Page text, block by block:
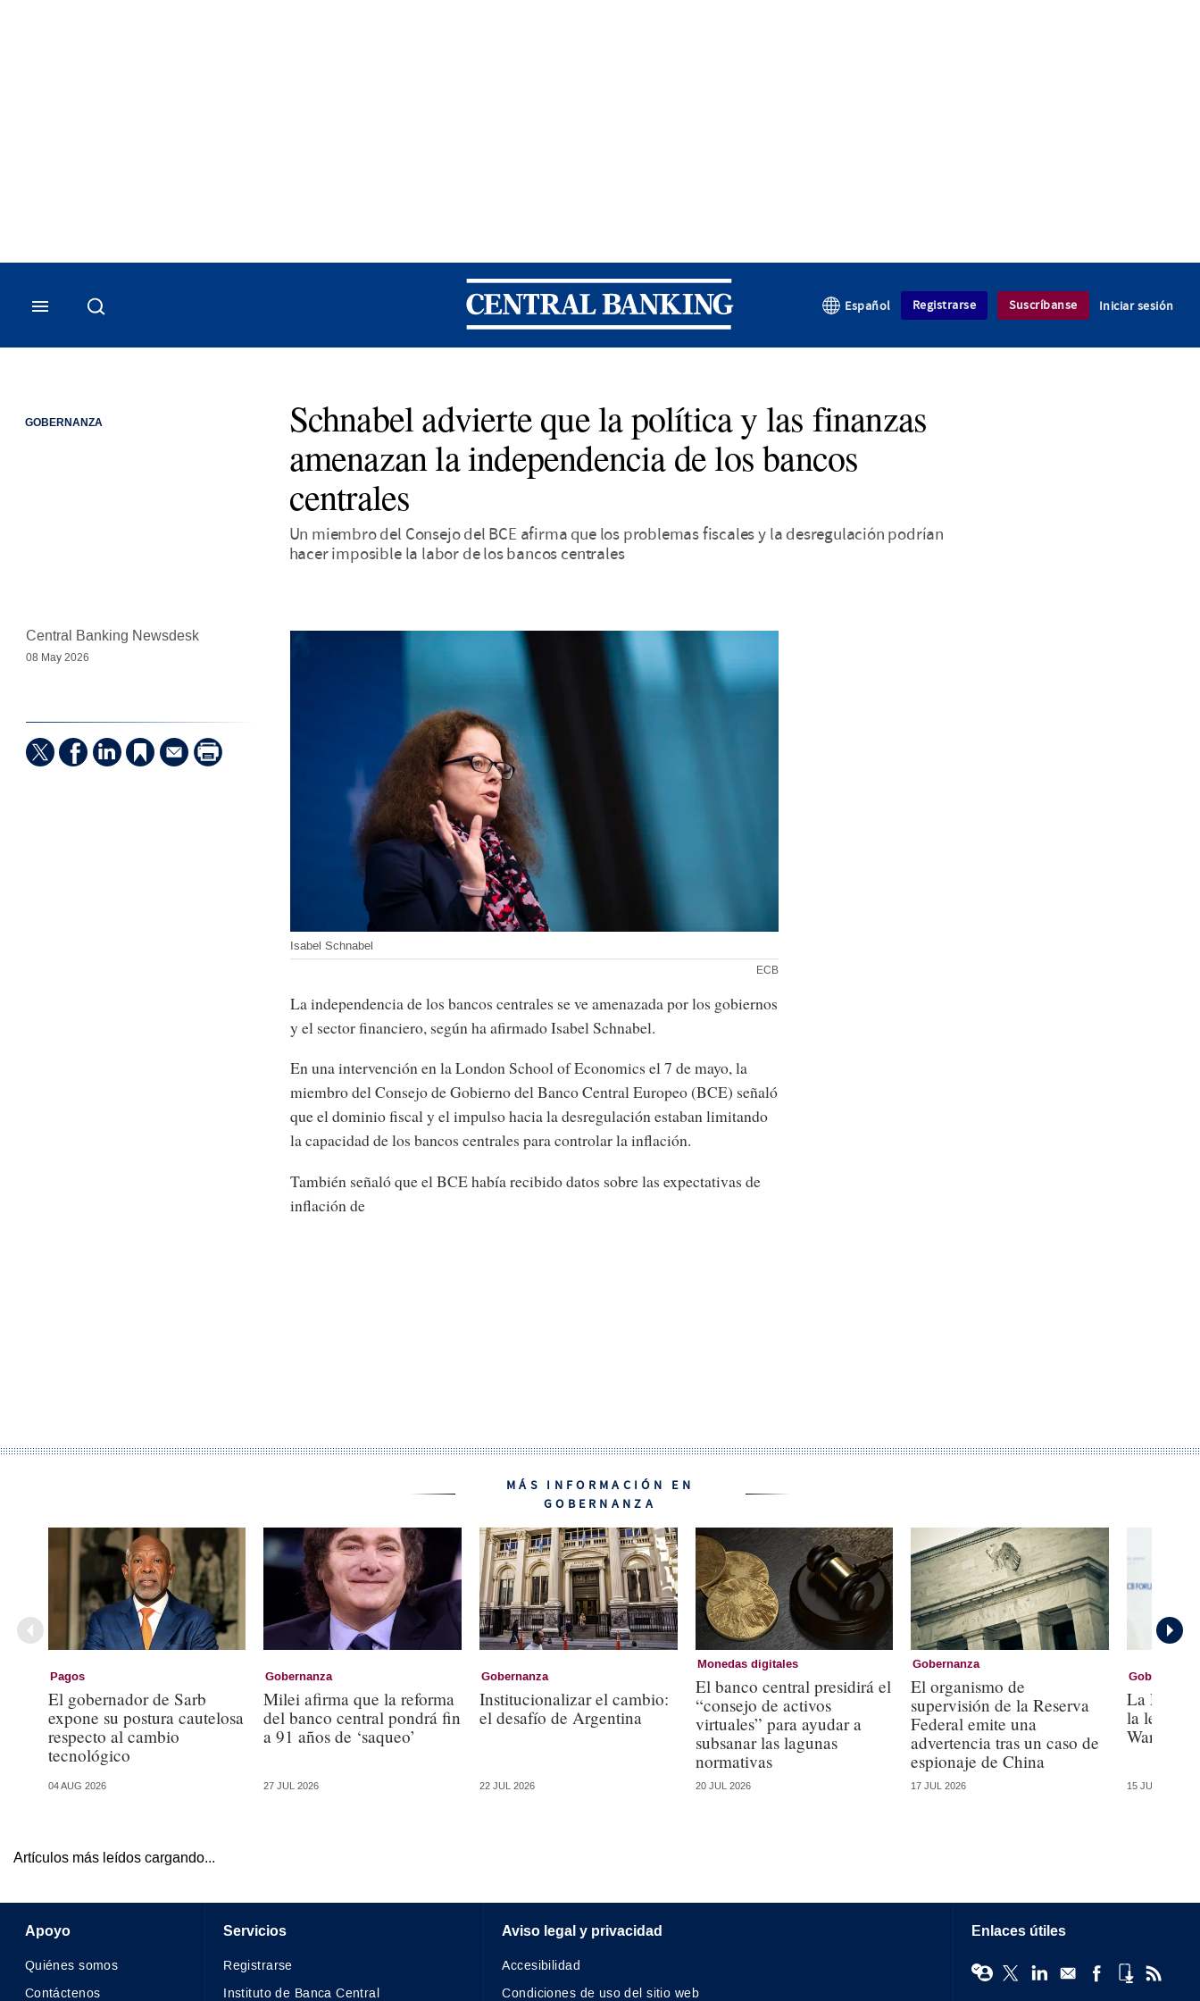
Central Banking
Español Registrarse Suscríbanse Iniciar sesión
GOBERNANZA
Schnabel advierte que la política y las finanzas
amenazan la independencia de los bancos
centrales
Un miembro del Consejo del BCE afirma que los problemas fiscales y la desregulación podrían
hacer imposible la labor de los bancos centrales
Isabel Schnabel
ECB
Central Banking Newsdesk
08 May 2026
La independencia de los bancos centrales se ve amenazada por los gobiernos
y el sector financiero, según ha afirmado Isabel Schnabel.
En una intervención en la London School of Economics el 7 de mayo, la
miembro del Consejo de Gobierno del Banco Central Europeo (BCE) señaló
que el dominio fiscal y el impulso hacia la desregulación estaban limitando
la capacidad de los bancos centrales para controlar la inflación.
También señaló que el BCE había recibido datos sobre las expectativas de
inflación de
MÁS INFORMACIÓN EN
GOBERNANZA
Pagos
El gobernador de Sarb
expone su postura cautelosa
respecto al cambio
tecnológico
04 AUG 2026
Gobernanza
Milei afirma que la reforma
del banco central pondrá fin
a 91 años de ‘saqueo’
27 JUL 2026
Gobernanza
Institucionalizar el cambio:
el desafío de Argentina
22 JUL 2026
Monedas digitales
El banco central presidirá el
“consejo de activos
virtuales” para ayudar a
subsanar las lagunas
normativas
20 JUL 2026
Gobernanza
El organismo de
supervisión de la Reserva
Federal emite una
advertencia tras un caso de
espionaje de China
17 JUL 2026
Gobernanza
La Fed
la ley y a
Warsh
15 JUL 2026
Artículos más leídos cargando...
Apoyo
Quiénes somos
Contáctenos
Servicios
Registrarse
Instituto de Banca Central
Aviso legal y privacidad
Accesibilidad
Condiciones de uso del sitio web
Enlaces útiles